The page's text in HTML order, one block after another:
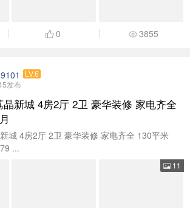
0 3855
LV.6
发布
2厅 2卫 豪华装修 家电齐全
城 4房2厅 2卫 豪华装修 家电齐全 130平米
...
11